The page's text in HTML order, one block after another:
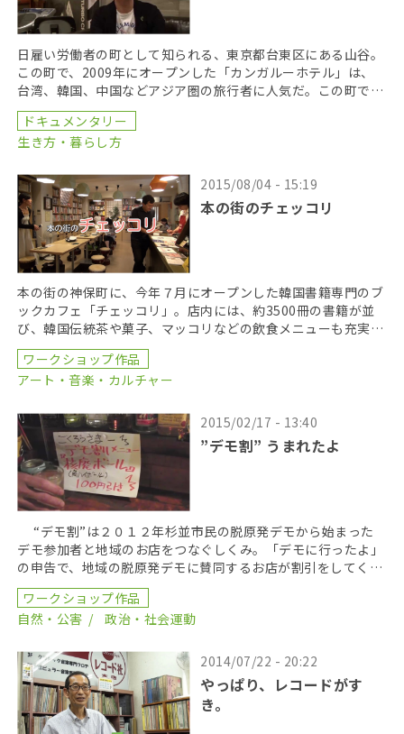
日雇い労働者の町として知られる、東京都台東区にある山谷。
この町で、2009年にオープンした「カンガルーホテル」は、
台湾、韓国、中国などアジア圏の旅行者に人気だ。この町で生
まれ育ち、簡易宿泊旅館の三代目であるオーナーの小菅 […]
ドキュメンタリー
生き方・暮らし方
2015/08/04 - 15:19
本の街のチェッコリ
本の街の神保町に、今年７月にオープンした韓国書籍専門のブ
ックカフェ「チェッコリ」。店内には、約3500冊の書籍が並
び、韓国伝統茶や菓子、マッコリなどの飲食メニューも充実し
ている。作家のトークショーや音楽ライブなどのイベン […]
ワークショップ作品
アート・音楽・カルチャー
2015/02/17 - 13:40
”デモ割” うまれたよ
“デモ割”は２０１２年杉並市民の脱原発デモから始まった
デモ参加者と地域のお店をつなぐしくみ。「デモに行ったよ」
の申告で、地域の脱原発デモに賛同するお店が割引をしてくれ
る。「脱原発アピール 地域 […]
ワークショップ作品
自然・公害
政治・社会運動
2014/07/22 - 20:22
やっぱり、レコードがす
き。